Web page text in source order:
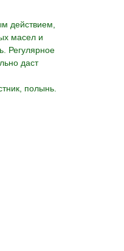
действием,
масел и
Регулярное
даст
полынь.